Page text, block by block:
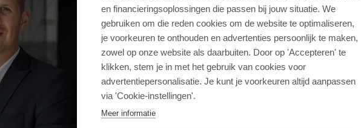
en financieringsoplossingen die passen bij jouw situatie. We
gebruiken om die reden cookies om de website te optimaliseren,
je voorkeuren te onthouden en advertenties persoonlijk te maken,
zowel op onze website als daarbuiten. Door op 'Accepteren' te
klikken, stem je in met het gebruik van cookies voor
advertentiepersonalisatie. Je kunt je voorkeuren altijd aanpassen
via 'Cookie-instellingen'.
Meer informatie